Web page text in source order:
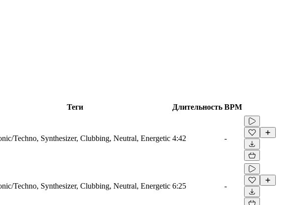
Теги Длительность BPM
Techno, Synthesizer, Clubbing, Neutral, Energetic 4:42 -
Techno, Synthesizer, Clubbing, Neutral, Energetic 6:25 -